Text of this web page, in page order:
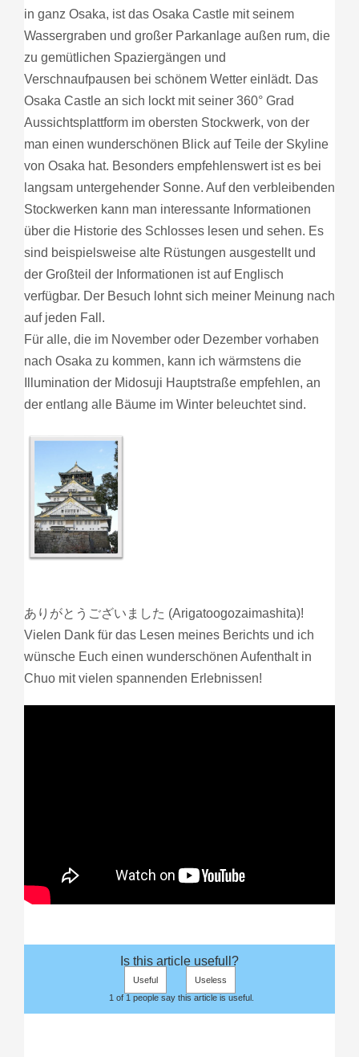
in ganz Osaka, ist das Osaka Castle mit seinem
Wassergraben und großer Parkanlage außen rum, die
zu gemütlichen Spaziergängen und
Verschnaufpausen bei schönem Wetter einlädt. Das
Osaka Castle an sich lockt mit seiner 360° Grad
Aussichtsplattform im obersten Stockwerk, von der
man einen wunderschönen Blick auf Teile der Skyline
von Osaka hat. Besonders empfehlenswert ist es bei
langsam untergehender Sonne. Auf den verbleibenden
Stockwerken kann man interessante Informationen
über die Historie des Schlosses lesen und sehen. Es
sind beispielsweise alte Rüstungen ausgestellt und
der Großteil der Informationen ist auf Englisch
verfügbar. Der Besuch lohnt sich meiner Meinung nach
auf jeden Fall.
Für alle, die im November oder Dezember vorhaben
nach Osaka zu kommen, kann ich wärmstens die
Illumination der Midosuji Hauptstraße empfehlen, an
der entlang alle Bäume im Winter beleuchtet sind.
ありがとうございました (Arigatoogozaimashita)!
Vielen Dank für das Lesen meines Berichts und ich
wünsche Euch einen wunderschönen Aufenthalt in
Chuo mit vielen spannenden Erlebnissen!
Is this article usefull?
Useful
Useless
1 of 1 people say this article is useful.